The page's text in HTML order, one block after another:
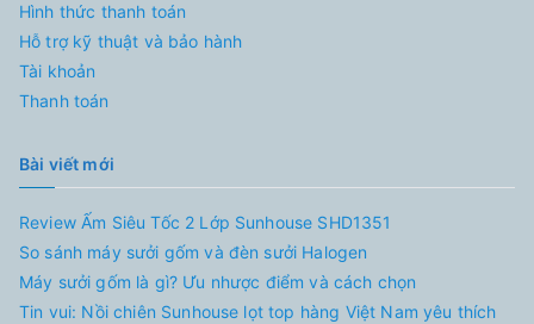
Hình thức thanh toán
Hỗ trợ kỹ thuật và bảo hành
Tài khoản
Thanh toán
Bài viết mới
Review Ấm Siêu Tốc 2 Lớp Sunhouse SHD1351
So sánh máy sưởi gốm và đèn sưởi Halogen
Máy sưởi gốm là gì? Ưu nhược điểm và cách chọn
Tin vui: Nồi chiên Sunhouse lọt top hàng Việt Nam yêu thích